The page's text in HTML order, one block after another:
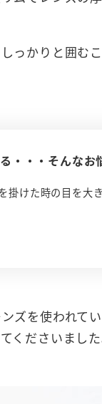
っかりと囲む
・・・そんなお
掛けた時の目を大
ズを使われて
くださいました